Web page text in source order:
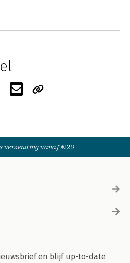
verzending vanaf €20
en blijf up-to-date